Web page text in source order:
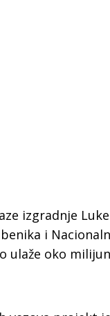
izgradnje
i
ulaže oko